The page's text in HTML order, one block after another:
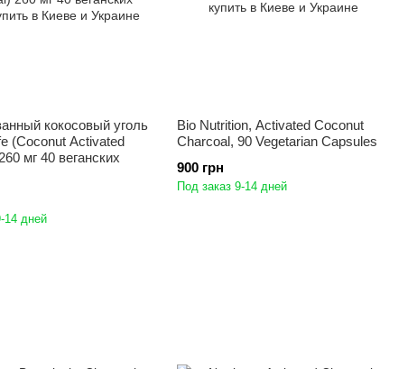
кокосовый уголь
(Coconut Activated
мг 40 веганских
14 дней
Bio Nutrition, Activated Coconut
Charcoal, 90 Vegetarian Capsules
900 грн
Под заказ 9-14 дней